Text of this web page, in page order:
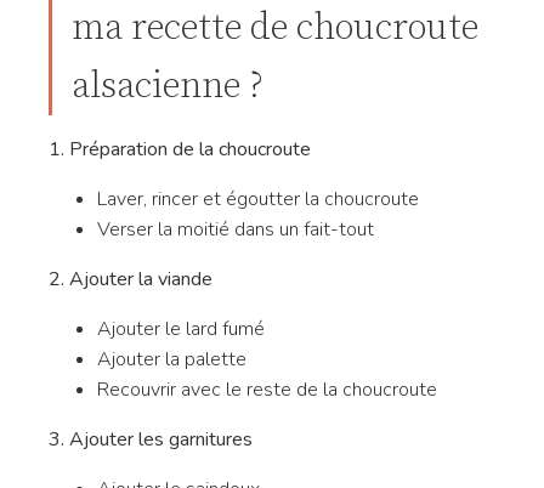
ma recette de choucroute
alsacienne ?
1. Préparation de la choucroute
Laver, rincer et égoutter la choucroute
Verser la moitié dans un fait-tout
2. Ajouter la viande
Ajouter le lard fumé
Ajouter la palette
Recouvrir avec le reste de la choucroute
3. Ajouter les garnitures